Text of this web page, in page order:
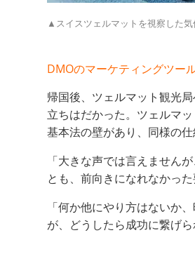
▲スイスツェルマットを視察した
DMOのマーケティングツー
帰国後、ツェルマット観光
立ちはだかった。ツェルマ
基本法の壁があり、同様の
「大きな声では言えません
とも、前向きになれなかった
「何か他にやり方はないか
が、どうしたら成功に繋げ